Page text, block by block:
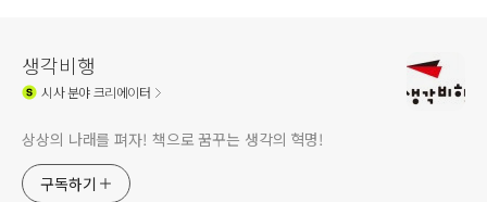
생각비행
시사분야 크리에이터
상상의 나래를 펴자! 책으로 꿈꾸는 생각의 혁명!
구독하기